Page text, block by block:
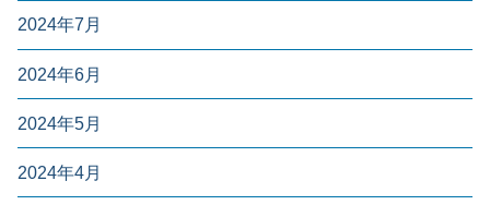
2024年7月
2024年6月
2024年5月
2024年4月